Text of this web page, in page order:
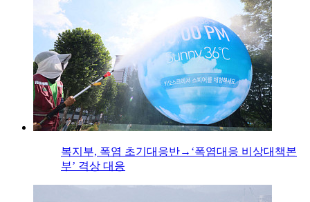
복지부, 폭염 초기대응반→‘폭염대응 비상대책본
부’ 격상 대응